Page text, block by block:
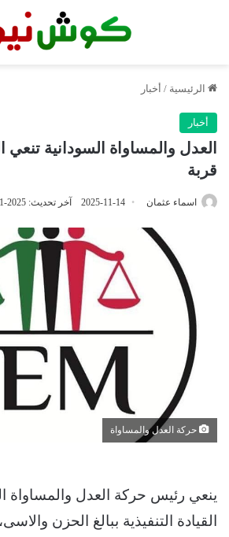
الرئيسية / أخبار
أخبار
العدل والمساواة السودانية تنعي
قربة
اسماء عثمان 2025-11-14 آخر تحديث: 2025-11-14
حركة العدل والمساواة
ينعي رئيس حركة العدل والمساواة
القيادة التنفيذية ببالغ الحزن